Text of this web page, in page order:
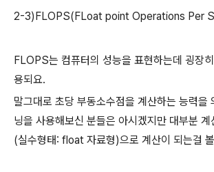
2-3)FLOPS(FLoat point Operations Per
FLOPS는 컴퓨터의 성능을 표현하는데 굉장
용되요.
말그대로 초당 부동소수점을 계산하는 능력을
닝을 사용해보신 분들은 아시겠지만 대부분 계
(실수형태: float 자료형)으로 계산이 되는걸